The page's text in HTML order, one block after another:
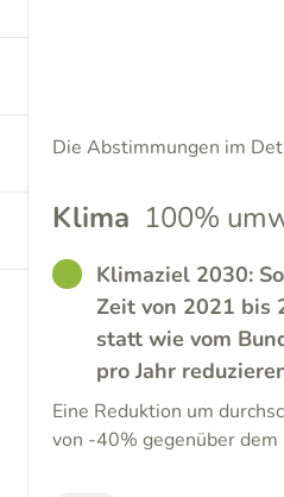
Die Abstimmungen im
Klima 100%
GOODKlimaziel 2030:
Zeit von 2021 bis
statt wie vom
pro Jahr
Eine Reduktion um
von -40% gegenüber